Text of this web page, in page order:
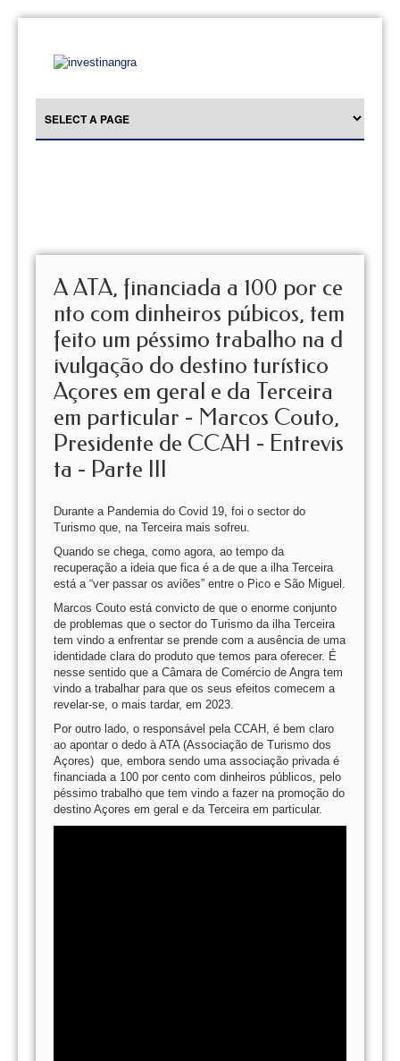
A ATA, financiada a 100 por ce
nto com dinheiros púbicos, tem
feito um péssimo trabalho na d
ivulgação do destino turístico
Açores em geral e da Terceira
em particular - Marcos Couto,
Presidente de CCAH - Entrevis
ta - Parte III
Durante a Pandemia do Covid 19, foi o sector do
Turismo que, na Terceira mais sofreu.
Quando se chega, como agora, ao tempo da
recuperação a ideia que fica é a de que a ilha Terceira
está a “ver passar os aviões” entre o Pico e São Miguel.
Marcos Couto está convicto de que o enorme conjunto
de problemas que o sector do Turismo da ilha Terceira
tem vindo a enfrentar se prende com a ausência de uma
identidade clara do produto que temos para oferecer. É
nesse sentido que a Câmara de Comércio de Angra tem
vindo a trabalhar para que os seus efeitos comecem a
revelar-se, o mais tardar, em 2023.
Por outro lado, o responsável pela CCAH, é bem claro
ao apontar o dedo à ATA (Associação de Turismo dos
Açores) que, embora sendo uma associação privada é
financiada a 100 por cento com dinheiros públicos, pelo
péssimo trabalho que tem vindo a fazer na promoção do
destino Açores em geral e da Terceira em particular.